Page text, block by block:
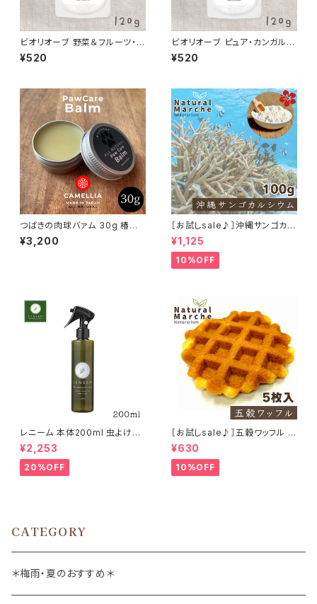
ビオリオーブ 野菜＆フルーツ・ペ
ースト Bioliob 旧ヘルマン
¥520
ビオリオーブ ピュア・カンガル
ー/カンガルー100％ Bioliob
旧ヘルマン
¥520
つばきの肉球バァム 30g 椿油
日本ミツバチ 肉球クリーム
¥3,200
［お試しsale♪］沖縄サンゴカル
シウム たっぷり100g
¥1,125
10%OFF
レニーム 本体200ml 虫よけ&
毛艶スプレー
¥2,253
20%OFF
［お試しsale♪］五穀ワッフル 5
枚入り
¥630
10%OFF
CATEGORY
＊梅雨・夏のおすすめ＊